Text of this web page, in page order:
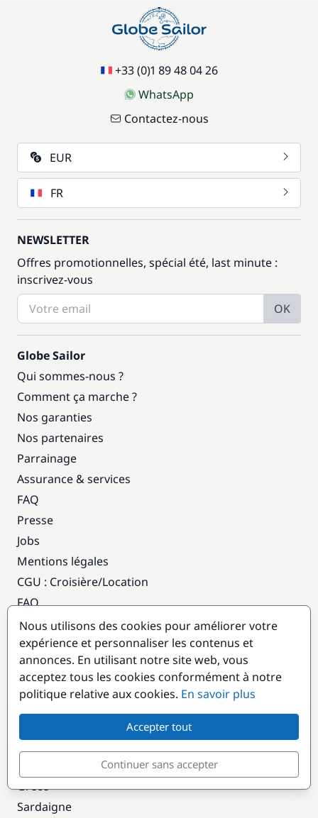
+33 (0)1 89 48 04 26
WhatsApp
Contactez-nous
EUR
FR
NEWSLETTER
Offres promotionnelles, spécial été, last minute :
inscrivez-vous
OK
Globe Sailor
Qui sommes-nous ?
Comment ça marche ?
Nos garanties
Nos partenaires
Parrainage
Assurance & services
FAQ
Presse
Jobs
Mentions légales
CGU : Croisière/Location
FAQ
Notre Blog
Notre Magazine
Contact
Location de bateaux
Bretagne
Grèce
Sardaigne
Nous utilisons des cookies pour améliorer votre
expérience et personnaliser les contenus et
annonces. En utilisant notre site web, vous
acceptez tous les cookies conformément à notre
politique relative aux cookies. En savoir plus
Accepter tout
Continuer sans accepter